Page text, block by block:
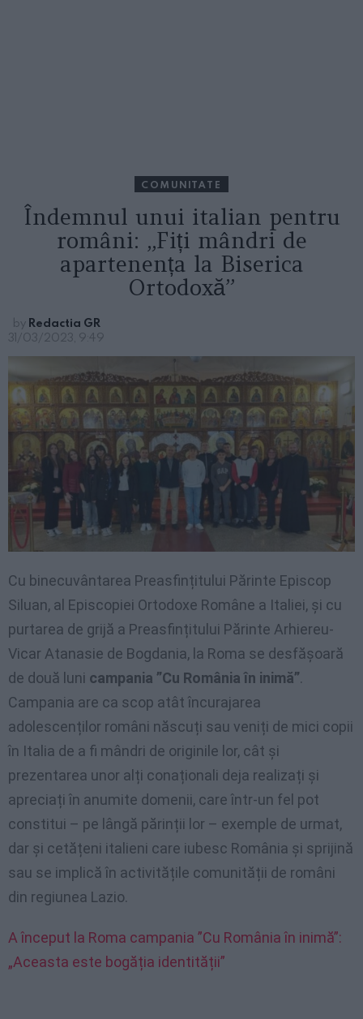
COMUNITATE
Îndemnul unui italian pentru
români: „Fiți mândri de
apartenența la Biserica
Ortodoxă”
by Redactia GR
31/03/2023, 9:49
Cu binecuvântarea Preasfințitului Părinte Episcop
Siluan, al Episcopiei Ortodoxe Române a Italiei, și cu
purtarea de grijă a Preasfințitului Părinte Arhiereu-
Vicar Atanasie de Bogdania, la Roma se desfășoară
de două luni campania ”Cu România în inimă”.
Campania are ca scop atât încurajarea
adolescenților români născuți sau veniți de mici copii
în Italia de a fi mândri de originile lor, cât și
prezentarea unor alți conaționali deja realizați și
apreciați în anumite domenii, care într-un fel pot
constitui – pe lângă părinții lor – exemple de urmat,
dar și cetățeni italieni care iubesc România și sprijină
sau se implică în activitățile comunității de români
din regiunea Lazio.
A început la Roma campania ”Cu România în inimă”:
„Aceasta este bogăția identității”